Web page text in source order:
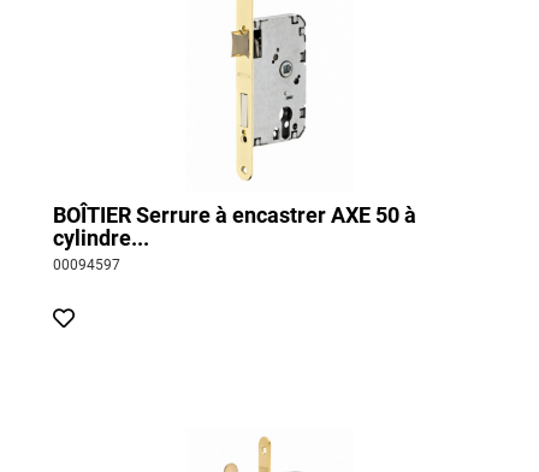
BOÎTIER Serrure à encastrer AXE 50 à
cylindre...
00094597